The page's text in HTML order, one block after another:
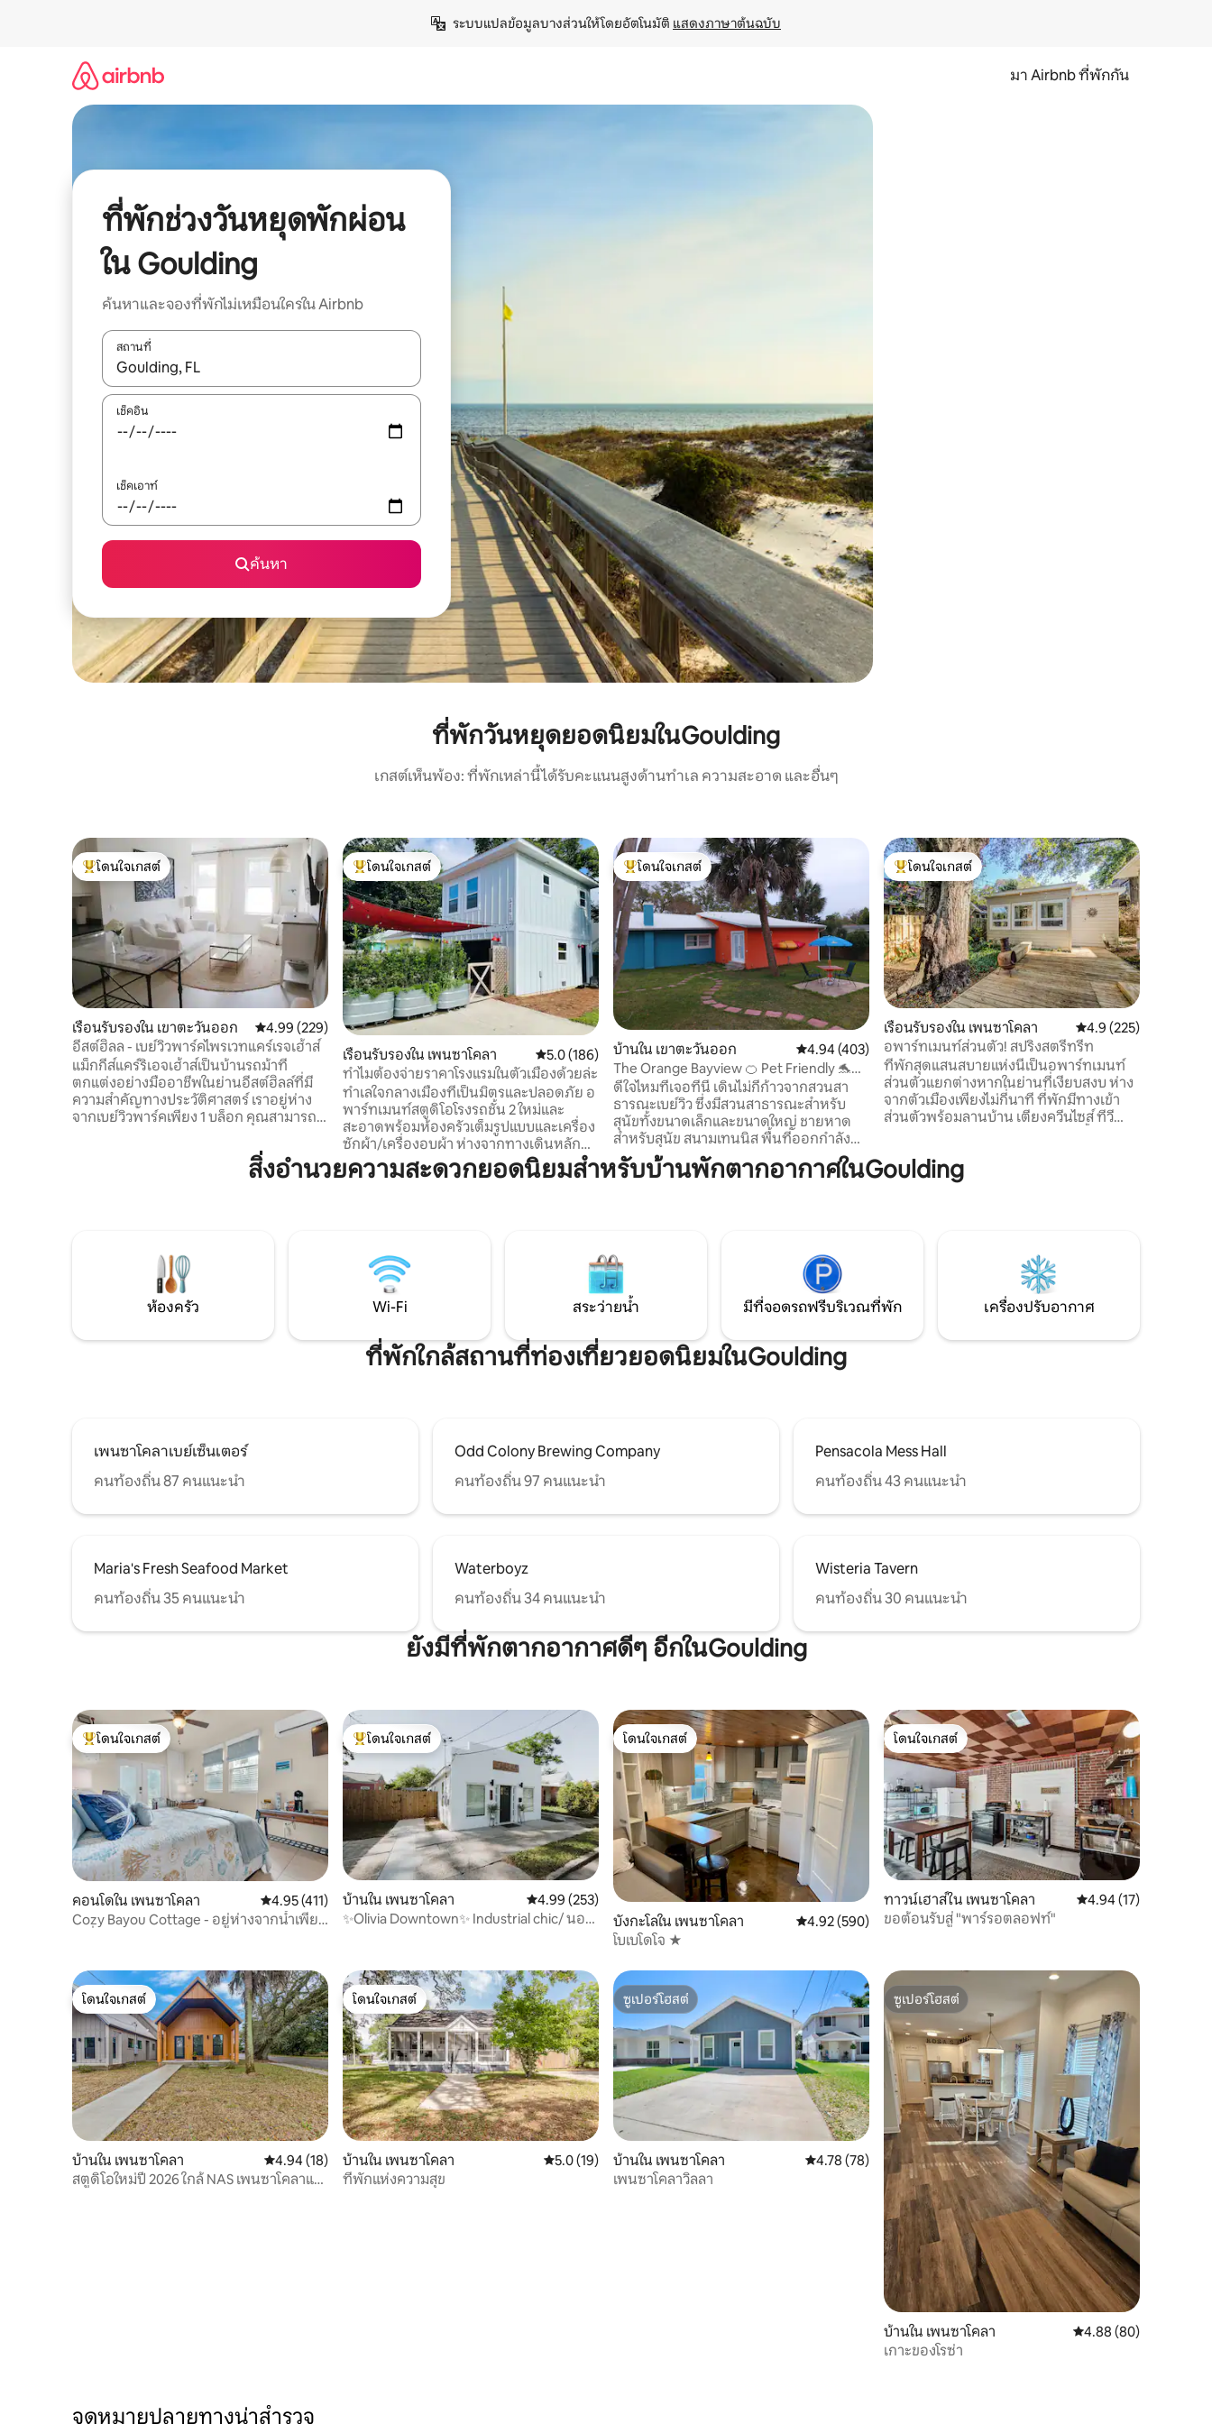
ระบบแปลข้อมูลบางส่วนให้โดยอัตโนมัติ แสดงภาษาต้นฉบับ
มา Airbnb ที่พักกัน
ที่พักช่วงวันหยุดพักผ่อน
ใน Goulding
ค้นหาและจองที่พักไม่เหมือนใครใน Airbnb
สถานที่
ใช้ลูกศรขึ้นลง หรือใช้การสัมผัสหรือปัด เพื่อสำรวจผลการค้นหา
เช็คอิน
เช็คเอาท์
ค้นหา
ที่พักวันหยุดยอดนิยมในGoulding
เกสต์เห็นพ้อง: ที่พักเหล่านี้ได้รับคะแนนสูงด้านทำเล ความสะอาด และอื่นๆ
โดนใจเกสต์ที่สุด
โดนใจเกสต์
เรือนรับรองใน เขาตะวันออก คะแนนเฉลี่ย 4.99 จาก 5, 229 รีวิว
4.99 (229)
อีสต์ฮิลล - เบย์วิวพาร์คไพรเวทแคร์เรจเฮ้าส์
แม็กกี้ส์แคร์ริเอจเฮ้าส์เป็นบ้านรถม้าที่
ตกแต่งอย่างมืออาชีพในย่านอีสต์ฮิลล์ที่มี
ความสำคัญทางประวัติศาสตร์ เราอยู่ห่าง
จากเบย์วิวพาร์คเพียง 1 บล็อก คุณสามารถ
นาทีถึงใจกลางเมืองเพนซาโคลา 10-15 นาที
โดนใจเกสต์ที่สุด
โดนใจเกสต์
เรือนรับรองใน เพนซาโคลา คะแนนเฉลี่ย 5.0 จาก 5, 186 รีวิว
5.0 (186)
ทำไมต้องจ่ายราคาโรงแรมในตัวเมืองด้วยล่ะ
ทำเลใจกลางเมืองที่เป็นมิตรและปลอดภัย อ
พาร์ทเมนท์สตูดิโอโรงรถชั้น 2 ใหม่และ
สะอาดพร้อมห้องครัวเต็มรูปแบบและเครื่อง
ซักผ้า/เครื่องอบผ้า ห่างจากทางเดินหลัก
ใจกลางเมืองเพนซาโคลา 5 ช่วงตึก ถนน
Palafox ร้านอาหารบาร์และแหล่งช้อปปิ้งใช้
คอนและสนามกีฬาบลูวฮูได้อย่างรวดเร็ว
พักผ่อนเพื่อวิ่งที่ McGuire's หรือ Double
Bridge ที่จอดรถฟรี ห้ามสูบบุหรี่!
โดนใจเกสต์ที่สุด
โดนใจเกสต์
บ้านใน เขาตะวันออก คะแนนเฉลี่ย 4.94 จาก 5, 403 รีวิว
4.94 (403)
The Orange Bayview 🍊 Pet Friendly 🐬
Studio Suite 🌴
ดีใจไหมที่เจอที่นี่ เดินไม่กี่ก้าวจากสวนสา
ธารณะเบย์วิว ซึ่งมีสวนสาธารณะสำหรับ
สุนัขทั้งขนาดเล็กและขนาดใหญ่ ชายหาด
สำหรับสุนัข สนามเทนนิส พื้นที่ออกกำลัง
กาย ท่าเรือ เบย์วิวเซ็นเตอร์ และอีกมากมาย
5 นาทีถึงตัวเมือง 15 นาทีถึงเพนซาโคลาบีช
รถ 2 คัน และที่จอดเรือขนาดเล็ก เราจะ
พยายามอย่างเต็มที่เพื่อให้การเข้าพักของ
คุณยอดเยี่ยม!
โดนใจเกสต์ที่สุด
โดนใจเกสต์
เรือนรับรองใน เพนซาโคลา คะแนนเฉลี่ย 4.9 จาก
4.9 (225)
อพาร์ทเมนท์ส่วนตัว! สปริงสตรีทรีท
ที่พักสุดแสนสบายแห่งนี้เป็นอพาร์ทเมนท์
ส่วนตัวแยกต่างหากในย่านที่เงียบสงบ ห่าง
จากตัวเมืองเพียงไม่กี่นาที ที่พักมีทางเข้า
ส่วนตัวพร้อมลานบ้าน เตียงควีนไซส์ ทีวี
2 หัว ไมโครเวฟ เครื่องปิ้งขนมปัง และเครื่อง
สิ่งอำนวยความสะดวกยอดนิยมสำหรับบ้านพักตากอากาศในGoulding
ห้องครัว Wi-Fi สระว่ายน้ำ มีที่จอดรถฟรีบริเวณที่พัก เครื่องปรับอากาศ
ที่พักใกล้สถานที่ท่องเที่ยวยอดนิยมในGoulding
เพนซาโคลาเบย์เซ็นเตอร์
คนท้องถิ่น 87 คนแนะนำ
Odd Colony Brewing Company
คนท้องถิ่น 97 คนแนะนำ
Pensacola Mess Hall
คนท้องถิ่น 43 คนแนะนำ
Maria's Fresh Seafood Market
คนท้องถิ่น 35 คนแนะนำ
Waterboyz
คนท้องถิ่น 34 คนแนะนำ
Wisteria Tavern
คนท้องถิ่น 30 คนแนะนำ
ยังมีที่พักตากอากาศดีๆ อีกในGoulding
โดนใจเกสต์ที่สุด
โดนใจเกสต์
คอนโดใน เพนซาโคลา คะแนนเฉลี่ย 4.95 จาก 5, 411 รีวิว
4.95 (411)
Cozy Bayou Cottage - อยู่ห่างจากน้ำเพียง
โดนใจเกสต์ที่สุด
โดนใจเกสต์
บ้านใน เพนซาโคลา คะแนนเฉลี่ย 4.99 จาก 5, 253 รีวิว
4.99 (253)
✨Olivia Downtown✨ Industrial chic/ นอน
โดนใจเกสต์
โดนใจเกสต์
บังกะโลใน เพนซาโคลา คะแนนเฉลี่ย 4.92 จาก 5, 590 รีวิว
4.92 (590)
โบเบโดโจ ★
โดนใจเกสต์
โดนใจเกสต์
ทาวน์เฮาส์ใน เพนซาโคลา คะแนนเฉลี่ย 4.94 จาก
4.94 (17)
ขอต้อนรับสู่ "พาร์รอตลอฟท์"
โดนใจเกสต์
โดนใจเกสต์
บ้านใน เพนซาโคลา คะแนนเฉลี่ย 4.94 จาก 5, 18 รีวิว
4.94 (18)
สตูดิโอใหม่ปี 2026 ใกล้ NAS เพนซาโคลาและ
โดนใจเกสต์
โดนใจเกสต์
บ้านใน เพนซาโคลา คะแนนเฉลี่ย 5.0 จาก 5, 19 รีวิว
5.0 (19)
ที่พักแห่งความสุข
ซูเปอร์โฮสต์
ซูเปอร์โฮสต์
บ้านใน เพนซาโคลา คะแนนเฉลี่ย 4.78 จาก 5, 78 รีวิว
4.78 (78)
เพนซาโคลาวิลลา
ซูเปอร์โฮสต์
ซูเปอร์โฮสต์
บ้านใน เพนซาโคลา คะแนนเฉลี่ย 4.88 จาก
4.88 (80)
เกาะของโรซ่า
จุดหมายปลายทางน่าสำรวจ